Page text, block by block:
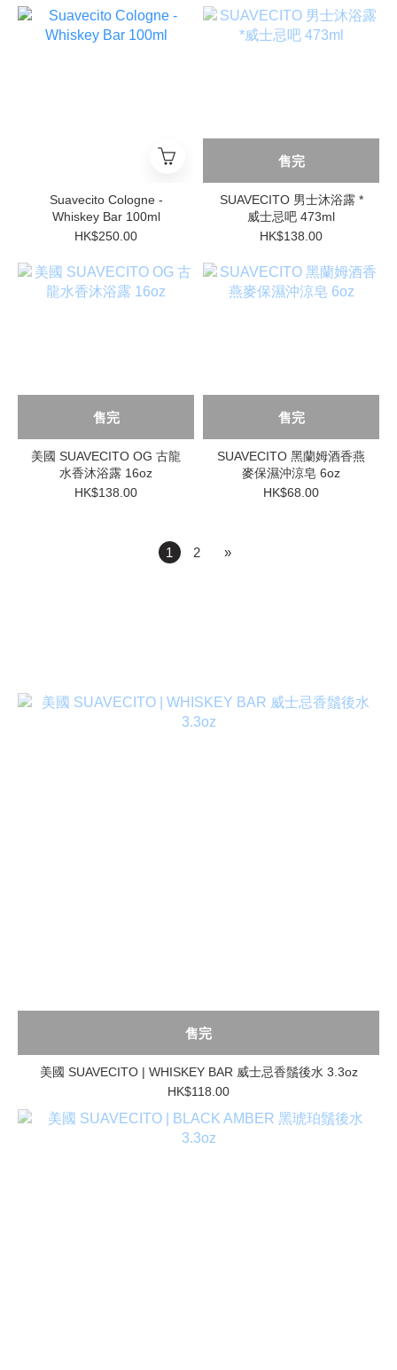
Suavecito Cologne -
Whiskey Bar 100ml
HK$250.00
售完
SUAVECITO 男士沐浴露 *
威士忌吧 473ml
HK$138.00
售完
美國 SUAVECITO OG 古龍
水香沐浴露 16oz
HK$138.00
售完
SUAVECITO 黑蘭姆酒香燕
麥保濕沖涼皂 6oz
HK$68.00
1 2 »
售完
美國 SUAVECITO | WHISKEY BAR 威士忌香鬚後水 3.3oz
HK$118.00